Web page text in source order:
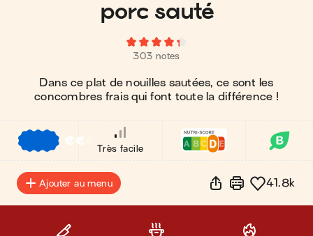
porc sauté
303 notes
Dans ce plat de nouilles sautées, ce sont les
concombres frais qui font toute la différence !
€€
Très facile
Ajouter au menu 41.8k